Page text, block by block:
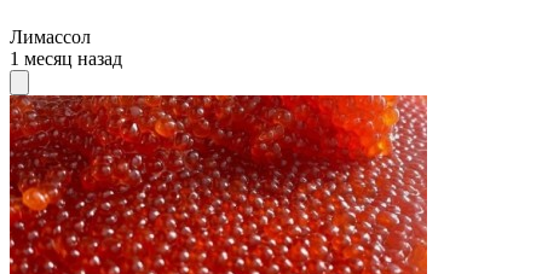
Лимассол
1 месяц назад